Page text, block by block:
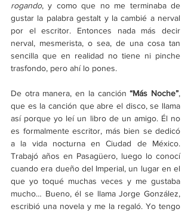
rogando, y como que no me terminaba de
gustar la palabra gestalt y la cambié a nerval
por el escritor. Entonces nada más decir
nerval, mesmerista, o sea, de una cosa tan
sencilla que en realidad no tiene ni pinche
trasfondo, pero ahí lo pones.
De otra manera, en la canción “Más Noche”,
que es la canción que abre el disco, se llama
así porque yo leí un libro de un amigo. Él no
es formalmente escritor, más bien se dedicó
a la vida nocturna en Ciudad de México.
Trabajó años en Pasagüero, luego lo conocí
cuando era dueño del Imperial, un lugar en el
que yo toqué muchas veces y me gustaba
mucho… Bueno, él se llama Jorge González,
escribió una novela y me la regaló. Yo tengo